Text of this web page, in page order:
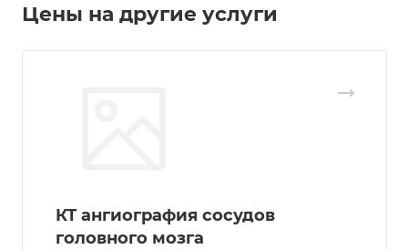
Цены на другие услуги
КТ ангиография сосудов
головного мозга